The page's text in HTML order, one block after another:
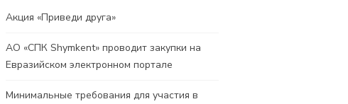
Акция «Приведи друга»
АО «СПК Shymkent» проводит закупки на
Евразийском электронном портале
Минимальные требования для участия в